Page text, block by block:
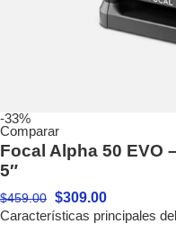
-33%
Comparar
Focal Alpha 50 EVO
5″
$459.00 $309.00
Características principales del